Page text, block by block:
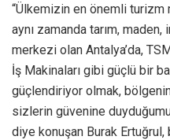
“Ülkemizin en önemli
aynı zamanda tarım, maden,
merkezi olan Antalya’da,
İş Makinaları gibi güçlü bir
güçlendiriyor olmak,
sizlerin güvenine
diye konuşan Burak